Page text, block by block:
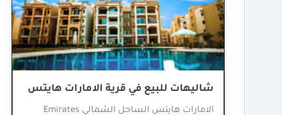
شاليهات للبيع في قرية الامارات هايتس
الامارات هايتس الساحل الشمالي Emirates